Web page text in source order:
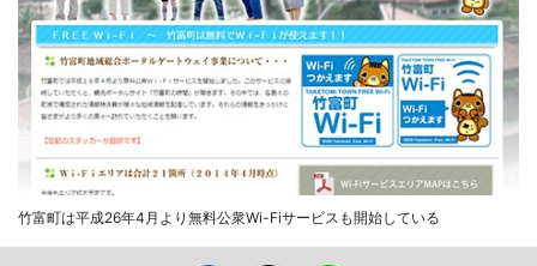
竹富町は平成26年4月より無料公衆Wi-Fiサービスも開始している